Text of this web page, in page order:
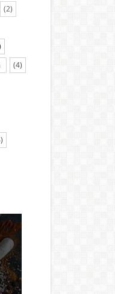
(2)
(4)